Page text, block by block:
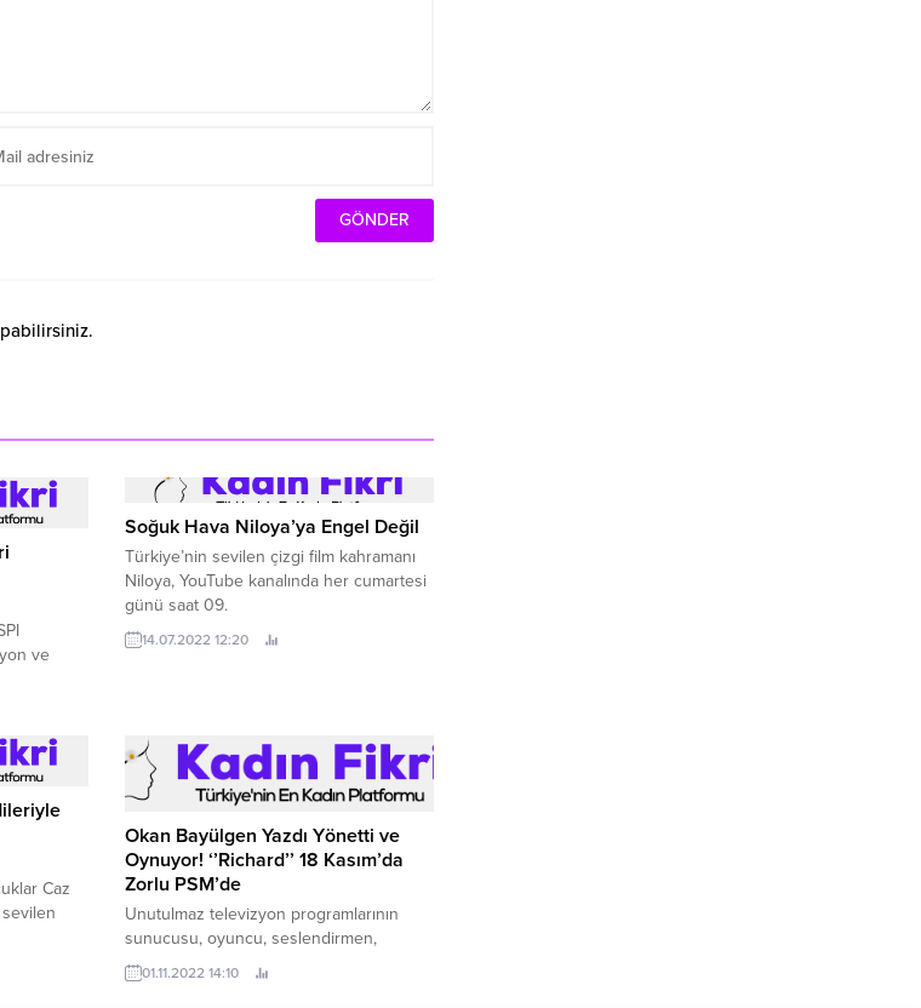
ve
filmlerle
taşıyor.
Soğuk Hava Niloya’ya Engel Değil
Türkiye’nin sevilen çizgi film kahramanı
Niloya, YouTube kanalında her cumartesi
günü saat 09.
14.07.2022 12:20
Caz
yaştan
Okan Bayülgen Yazdı Yönetti ve
Oynuyor! ‘’Richard’’ 18 Kasım’da
Zorlu PSM’de
Unutulmaz televizyon programlarının
sunucusu, oyuncu, seslendirmen,
fotoğraf sanatçısı, yönetmen kimliğiyle
ülkemiz eğlence ve sanat dünyasına
01.11.2022 14:10